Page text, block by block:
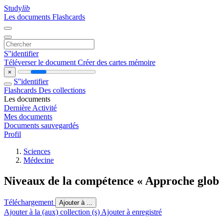
Studylib
Les documents Flashcards
S''identifier
Téléverser le document Créer des cartes mémoire
×
S''identifier
Flashcards Des collections
Les documents
Dernière Activité
Mes documents
Documents sauvegardés
Profil
Sciences
Médecine
Niveaux de la compétence « Approche
Téléchargement Ajouter à ...
Ajouter à la (aux) collection (s) Ajouter à enregistré